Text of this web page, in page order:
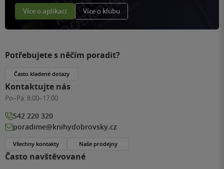
Více o aplikaci Více o klubu
Často navštěvované
Potřebujete s něčím poradit?
Často kladené dotazy
Kontaktujte nás
Po–Pá: 8:00–17:00
542 220 320
poradime@knihydobrovsky.cz
Všechny kontakty Naše prodejny